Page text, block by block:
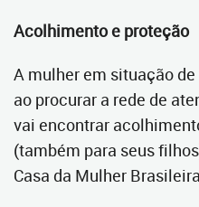
Acolhimento e proteção
A mulher em situação
ao procurar a rede de
vai encontrar
(também para seus
Casa da Mulher